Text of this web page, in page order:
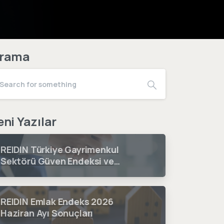
Yazılar
REIDIN Türkiye Gayrimenkul
Sektörü Güven Endeksi ve
Fiyat Beklenti Endeksi 2026 3.
Çeyrek Dönem Sonuçları
REIDIN Emlak Endeks 2026
Haziran Ayı Sonuçları